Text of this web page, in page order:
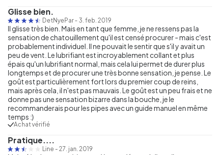
Glisse bien.
DetNyePar - 3. feb. 2019
Il glisse très bien. Mais en tant que femme, je ne ressens pas la
sensation de chatouillement qu'il est censé procurer - mais c'est
probablement individuel. Il ne pouvait le sentir que s'il y avait un
peu de vent. Le lubrifiant est incroyablement collant et plus
épais qu'un lubrifiant normal, mais cela lui permet de durer plus
longtemps et de procurer une très bonne sensation, je pense. Le
goût est particulièrement fort lors du premier coup de reins,
mais après cela, il n'est pas mauvais. Le goût est un peu frais et ne
donne pas une sensation bizarre dans la bouche, je le
recommanderais pour les pipes avec un guide manuel en même
temps :)
Achat vérifié
Pratique....
Line - 27. jan. 2019